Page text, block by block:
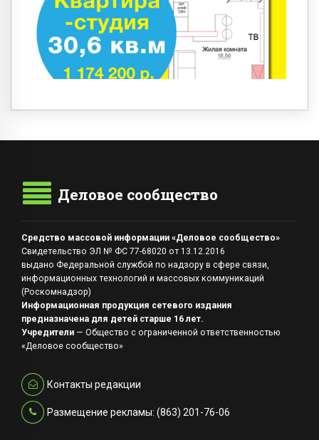
Деловое сообщество
Средство массовой информации «Деловое сообщество»
Свидетельство ЭЛ № ФС 77-68020 от 13.12.2016
выдано Федеральной службой по надзору в сфере связи,
информационных технологий и массовых коммуникаций
(Роскомнадзор)
Информационная продукция сетевого издания
предназначена для детей старше 16 лет.
Учредители — Общество с ограниченной ответственностью
«Деловое сообщество»
Контакты редакции
Размещение рекламы: (863) 201-76-06